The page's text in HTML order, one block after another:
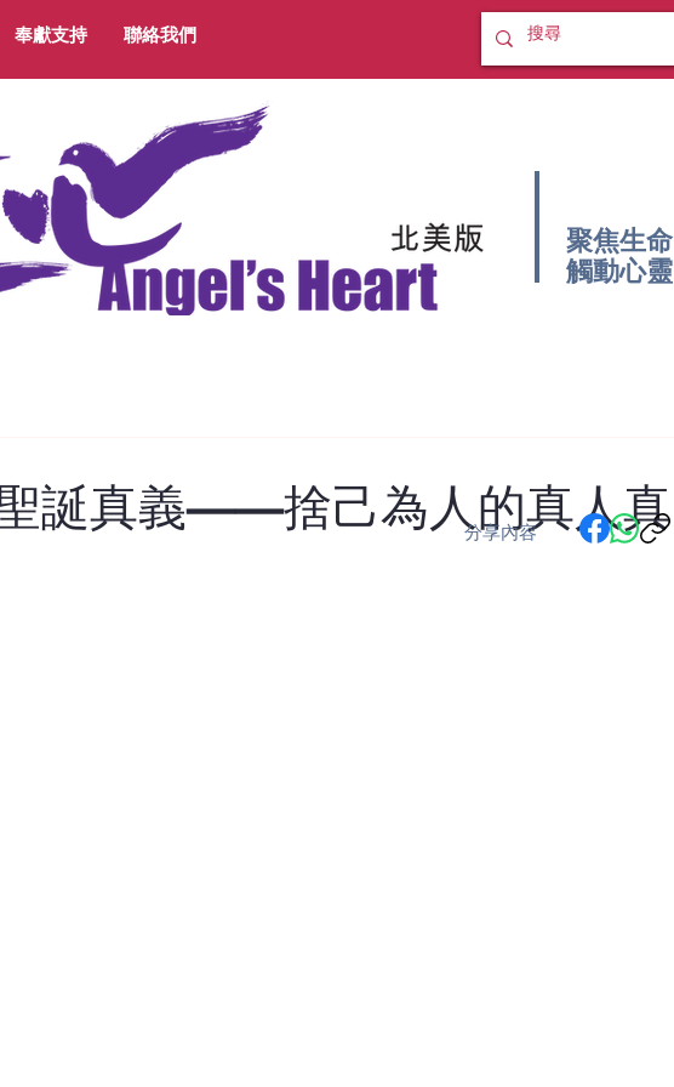
奉獻支持 聯絡我們
聚焦生命
​觸動心靈
誕真義——捨己為人的真人真
分享內容